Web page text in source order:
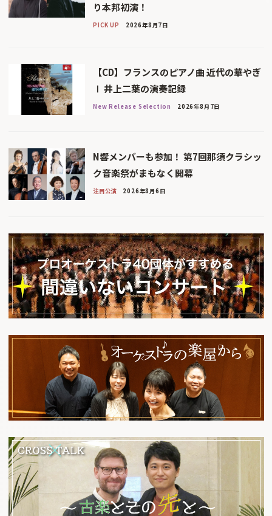
り本邦初演！
PICK UP 2026年8月7日
【CD】フランスのピアノ曲 近代の華やぎ
Ⅰ 井上二葉の演奏記録
New Release Selection 2026年8月7日
N響メンバーも参加！ 第7回那須クラシッ
ク音楽祭がまもなく開幕
注目公演 2026年8月6日